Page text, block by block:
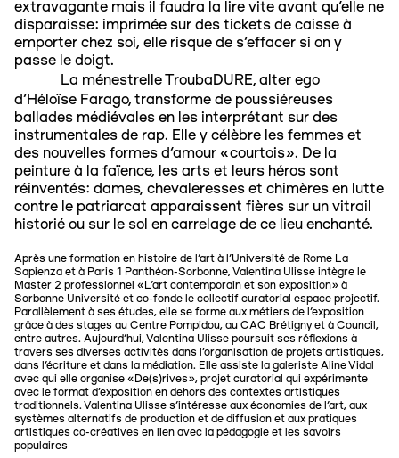
extravagante mais il faudra la lire vite avant qu’elle ne
disparaisse: imprimée sur des tickets de caisse à
emporter chez soi, elle risque de s’effacer si on y
passe le doigt.
La ménestrelle TroubaDURE, alter ego
d’Héloïse Farago, transforme de poussiéreuses
ballades médiévales en les interprétant sur des
instrumentales de rap. Elle y célèbre les femmes et
des nouvelles formes d’amour «courtois». De la
peinture à la faïence, les arts et leurs héros sont
réinventés: dames, chevaleresses et chimères en lutte
contre le patriarcat apparaissent fières sur un vitrail
historié ou sur le sol en carrelage de ce lieu enchanté.
Après une formation en histoire de l’art à l’Université de Rome La
Sapienza et à Paris 1 Panthéon-Sorbonne, Valentina Ulisse intègre le
Master 2 professionnel «L’art contemporain et son exposition» à
Sorbonne Université et co-fonde le collectif curatorial espace projectif.
Parallèlement à ses études, elle se forme aux métiers de l’exposition
grâce à des stages au Centre Pompidou, au CAC Brétigny et à Council,
entre autres. Aujourd’hui, Valentina Ulisse poursuit ses réflexions à
travers ses diverses activités dans l’organisation de projets artistiques,
dans l’écriture et dans la médiation. Elle assiste la galeriste Aline Vidal
avec qui elle organise «De(s)rives», projet curatorial qui expérimente
avec le format d’exposition en dehors des contextes artistiques
traditionnels. Valentina Ulisse s’intéresse aux économies de l’art, aux
systèmes alternatifs de production et de diffusion et aux pratiques
artistiques co-créatives en lien avec la pédagogie et les savoirs
populaires